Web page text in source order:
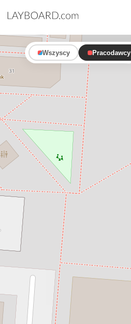
Wszyscy Pracodawcy